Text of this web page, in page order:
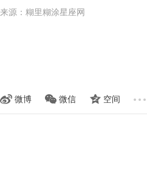
来源：糊里糊涂星座网
微博 微信 空间